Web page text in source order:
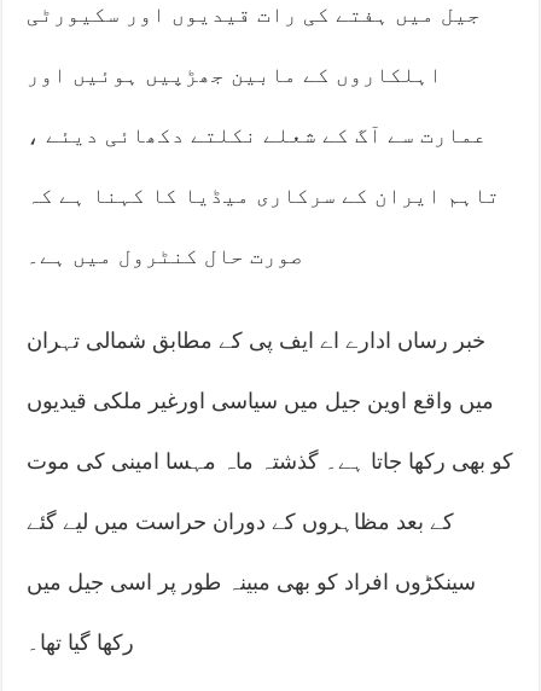
جیل میں ہفتے کی رات قیدیوں اور سکیورٹی
اہلکاروں کے مابین جھڑپیں ہوئیں اور
عمارت سے آگ کے شعلے نکلتے دکھائی دیئے ،
تاہم ایران کے سرکاری میڈیا کا کہنا ہے کہ
صورت حال کنٹرول میں ہے۔
خبر رساں ادارے اے ایف پی کے مطابق شمالی تہران
میں واقع اوین جیل میں سیاسی اورغیر ملکی قیدیوں
کو بھی رکھا جاتا ہے۔ گذشتہ ماہ مہسا امینی کی موت
کے بعد مظاہروں کے دوران حراست میں لیے گئے
سینکڑوں افراد کو بھی مبینہ طور پر اسی جیل میں
رکھا گیا تھا۔